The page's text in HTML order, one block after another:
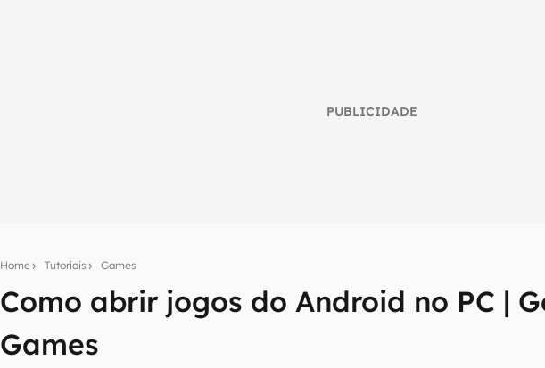
PUBLICIDADE
Home Tutoriais Games
Como abrir jogos do Android no PC |
Games
Seu resumo inteligente do mundo tech!
mão.